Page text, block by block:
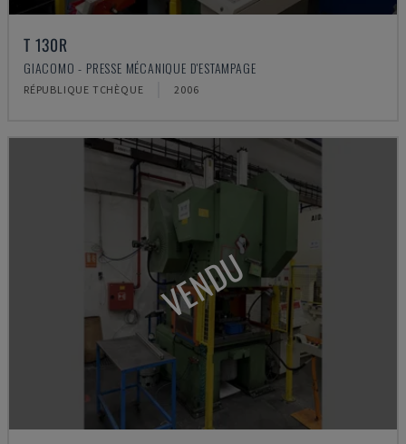
T 130R
GIACOMO - PRESSE MÉCANIQUE D'ESTAMPAGE
RÉPUBLIQUE TCHÈQUE 2006
VENDU